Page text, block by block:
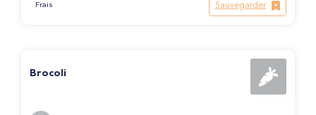
Frais Sauvegarder
Brocoli